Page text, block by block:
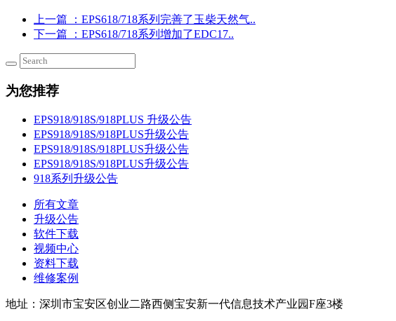
上一篇
：EPS618/718系列完善了玉柴天然气..
下一篇
：EPS618/718系列增加了EDC17..
为您推荐
EPS918/918S/918PLUS 升级公告
EPS918/918S/918PLUS升级公告
EPS918/918S/918PLUS升级公告
EPS918/918S/918PLUS升级公告
918系列升级公告
所有文章
升级公告
软件下载
视频中心
资料下载
维修案例
地址：深圳市宝安区创业二路西侧宝安新一代信息技术产业园F座3楼